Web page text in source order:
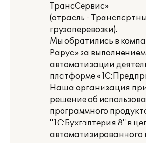
ТрансСервис»
(отрасль -
грузоперевозки).
Мы обратились в
Рарус» за
автоматизации
платформе
Наша организация
решение об
программного
"1C:Бухгалтерия 8" в
автоматизированного